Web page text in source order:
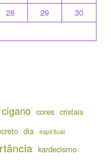
28 29
30
cigano cores cristais
dia espiritual
kardecismo